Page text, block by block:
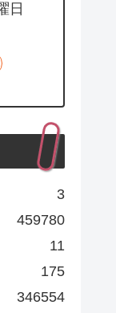
日
3
459780
11
175
346554